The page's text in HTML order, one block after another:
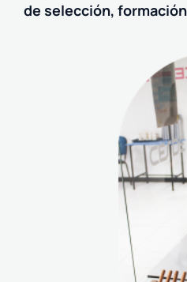
de selección,